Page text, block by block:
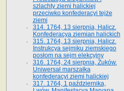
szlachty ziemi halickiej
przeciwko konfederacyi tejże
ziemi
314. 1764, 13 sierpnia, Halicz.
Konfederacya ziemian halickich
315. 1764, 13 sierpnia, Halicz.
Instrukcya sejmiku ziemskiego
posłom na sejm elekcyjny
316. 1764, 24 sierpnia, Żuków.
Uniwersał marszałka
konfederacyi ziemi halickiej
317. 1764, 1 października,